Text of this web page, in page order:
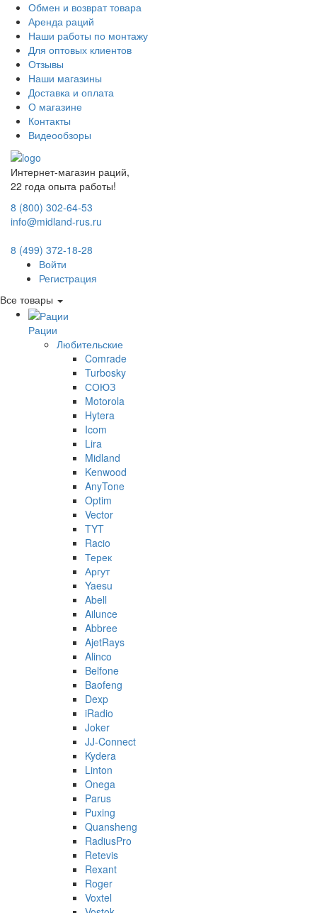
Обмен и возврат товара
Аренда раций
Наши работы по монтажу
Для оптовых клиентов
Отзывы
Наши магазины
Доставка и оплата
О магазине
Контакты
Видеообзоры
Интернет-магазин раций,
22 года опыта работы!
8 (800) 302-64-53
info@midland-rus.ru
8 (499) 372-18-28
Войти
Регистрация
Все товары
Рации
Любительские
Comrade
Turbosky
СОЮЗ
Motorola
Hytera
Icom
Lira
Midland
Kenwood
AnyTone
Optim
Vector
TYT
Racio
Терек
Аргут
Yaesu
Abell
Ailunce
Abbree
AjetRays
Alinco
Belfone
Baofeng
Dexp
iRadio
Joker
JJ-Connect
Kydera
Linton
Onega
Parus
Puxing
Quansheng
RadiusPro
Retevis
Rexant
Roger
Voxtel